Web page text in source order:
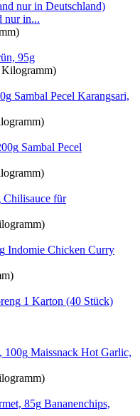
nur in...
95g
Sambal Pecel Karangsari,
Sambal Pecel
Chilisauce für
Indomie Chicken Curry
1 Karton (40 Stück)
Maissnack Hot Garlic,
Bananenchips,